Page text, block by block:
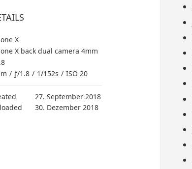
X
X back dual camera 4mm
/ ƒ/1.8 / 1/152s / ISO 20
27. September 2018
30. Dezember 2018